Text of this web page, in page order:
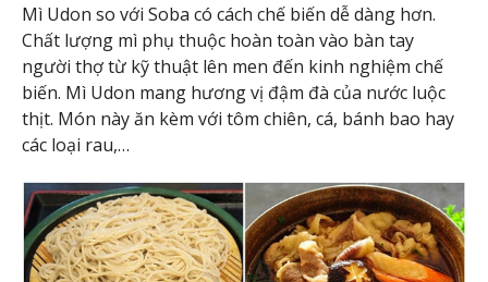
Mì Udon so với Soba có cách chế biến dễ dàng hơn.
Chất lượng mì phụ thuộc hoàn toàn vào bàn tay
người thợ từ kỹ thuật lên men đến kinh nghiệm chế
biến. Mì Udon mang hương vị đậm đà của nước luộc
thịt. Món này ăn kèm với tôm chiên, cá, bánh bao hay
các loại rau,…